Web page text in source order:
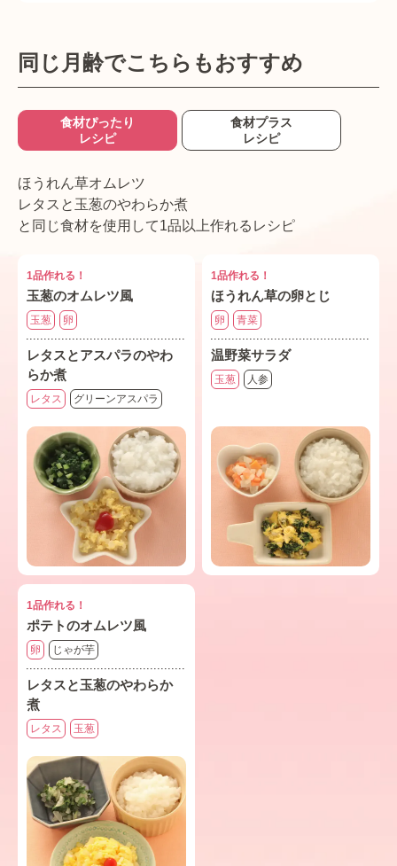
同じ月齢でこちらもおすすめ
食材ぴったり
レシピ
食材プラス
レシピ
ほうれん草オムレツ
レタスと玉葱のやわらか煮
と同じ食材を使用して1品以上作れるレシピ
1品作れる！
玉葱のオムレツ風
玉葱 卵
レタスとアスパラのやわ
らか煮
レタス グリーンアスパラ
1品作れる！
ほうれん草の卵とじ
卵 青菜
温野菜サラダ
玉葱 人参
1品作れる！
ポテトのオムレツ風
卵 じゃが芋
レタスと玉葱のやわらか
煮
レタス 玉葱